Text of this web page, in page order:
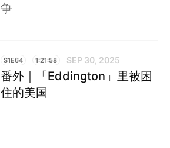
争
S1E64 1:21:58 SEP 30, 2025
番外｜「Eddington」里被困
住的美国